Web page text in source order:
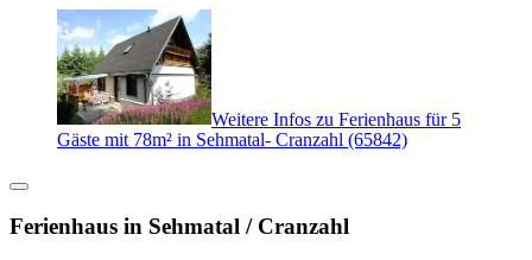
Weitere Infos zu Ferienhaus für 5
Gäste mit 78m² in Sehmatal- Cranzahl (65842)
Ferienhaus in Sehmatal / Cranzahl